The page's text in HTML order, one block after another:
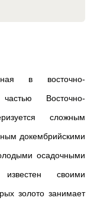
в восточно-
Восточно-
сложным
докембрийскими
осадочными
своими
золото занимает